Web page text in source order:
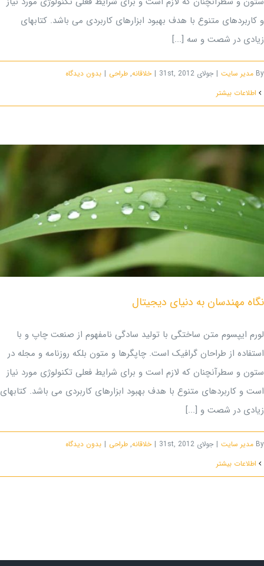
و کاربردهای متنوع با هدف بهبود ابزارهای کاربردی می باشد. کتابهای
زیادی در شصت و سه [...]
By مدیر سایت | جولای 31st, 2012 | خلاقانه, طراحی | بدون ديدگاه
اطلاعات بیشتر
نگاه مهندسان به دنیای دیجیتال
لورم ایپسوم متن ساختگی با تولید سادگی نامفهوم از صنعت چاپ و با
استفاده از طراحان گرافیک است. چاپگرها و متون بلکه روزنامه و مجله در
ستون و سطرآنچنان که لازم است و برای شرایط فعلی تکنولوژی مورد نیاز
است و کاربردهای متنوع با هدف بهبود ابزارهای کاربردی می باشد. کتابهای
زیادی در شصت و [...]
By مدیر سایت | جولای 31st, 2012 | خلاقانه, طراحی | بدون ديدگاه
اطلاعات بیشتر